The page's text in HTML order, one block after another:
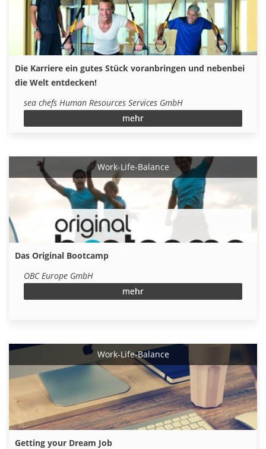
Die Karriere ein gutes Stück voranbringen und nebenbei
die Welt entdecken!
sea chefs Human Resources Services GmbH
mehr
Work-Life-Balance
Das Original Bootcamp
OBC Europe GmbH
mehr
Work-Life-Balance
Getting your Dream Job